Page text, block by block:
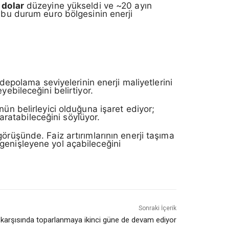
dolardüzeyine yükseldi ve ~20 ayın
bu durum euro bölgesinin enerji
seviyelerinin enerji maliyetlerini
belirtiyor.
belirleyici olduğuna işaret ediyor;
söylüyor.
Faiz artırımlarının enerji taşıma
yol açabileceğini
Sonraki İçerik
toparlanmaya ikinci güne de devam ediyor